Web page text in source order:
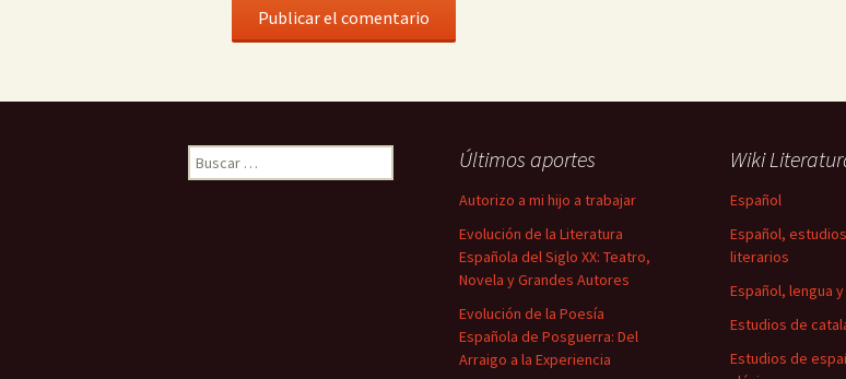
Buscar: Últimos aportes
Autorizo a mi hijo a trabajar
Evolución de la Literatura
Española del Siglo XX: Teatro,
Novela y Grandes Autores
Evolución de la Poesía
Española de Posguerra: Del
Arraigo a la Experiencia
Wiki
Español
Español,
literarios
Español, lengua
Estudios de
Estudios de